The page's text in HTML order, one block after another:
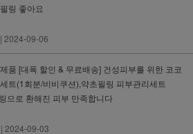
링 좋아요
| 2024-09-06
품 [대폭 할인 & 무료배송] 건성피부를 위한 코코
트(1회분/비비쿠션),약초필링 피부관리세트
으로 환해진 피부 만족합니다
| 2024-09-03